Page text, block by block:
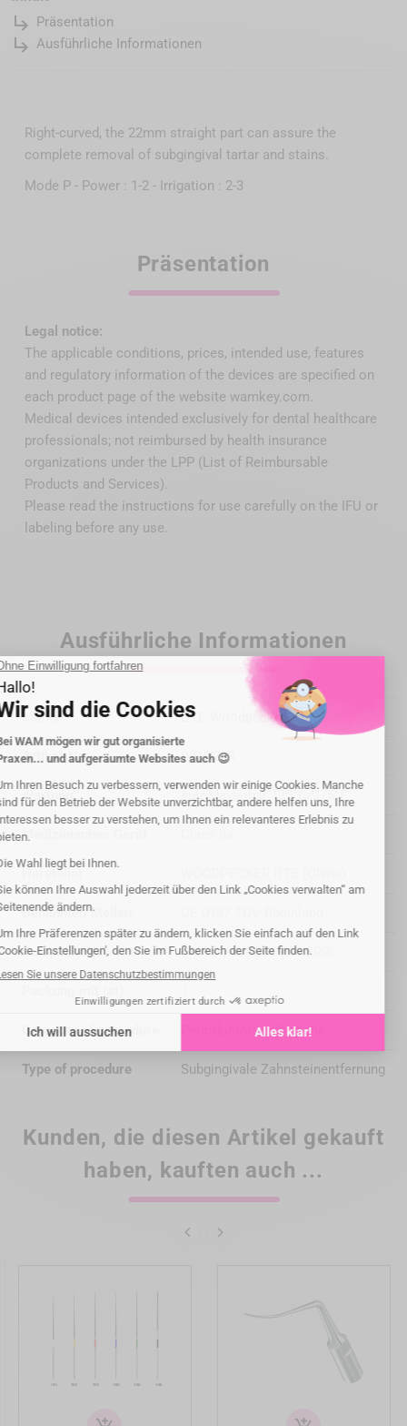
subdirectory_arrow_right Präsentation
subdirectory_arrow_right Ausführliche Informationen
Right-curved, the 22mm straight part can assure the
complete removal of subgingival tartar and stains.
Mode P - Power : 1-2 - Irrigation : 2-3
Präsentation
Legal notice:
The applicable conditions, prices, intended use, features
and regulatory information of the devices are specified on
each product page of the website wamkey.com.
Medical devices intended exclusively for dental healthcare
professionals; not reimbursed by health insurance
organizations under the LPP (List of Reimbursable
Products and Services).
Please read the instructions for use carefully on the IFU or
labeling before any use.
Ausführliche Informationen
Marke DTE Woodpecker
Artikel-Nr. WP-P22R
Wartung autoklavierbar 135°C/275°F
Medizinisches Gerät
Hersteller
Benannten Stellen
Kompatibilität EMS® / WOODPECKER®
Category of procedure Periodontology/hygiene
Type of procedure Subgingivale Zahnsteinentfernung
Kunden, die diesen Artikel gekauft
haben, kauften auch ...
 